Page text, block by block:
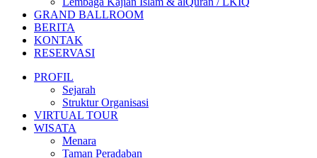
GRAND BALLROOM
BERITA
KONTAK
RESERVASI
PROFIL
Sejarah
Struktur Organisasi
VIRTUAL TOUR
WISATA
Menara
Taman Peradaban